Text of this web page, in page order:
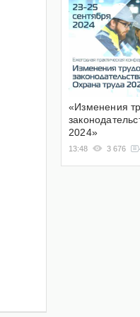
«Изменения
2024»
13:48 3 676